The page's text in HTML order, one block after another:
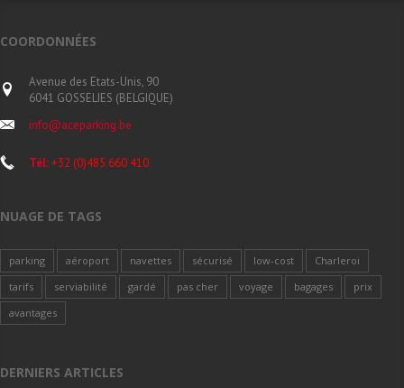
COORDONNÉES
Avenue des Etats-Unis, 90
6041 GOSSELIES (BELGIQUE)
info@aceparking.be
Tél:+32 (0)485 660 410
NUAGE DE TAGS
parking aéroport navettes sécurisé low-cost
Charleroi
tarifs
serviabilité gardé pas cher voyage bagages
prix
avantages
DERNIERS ARTICLES